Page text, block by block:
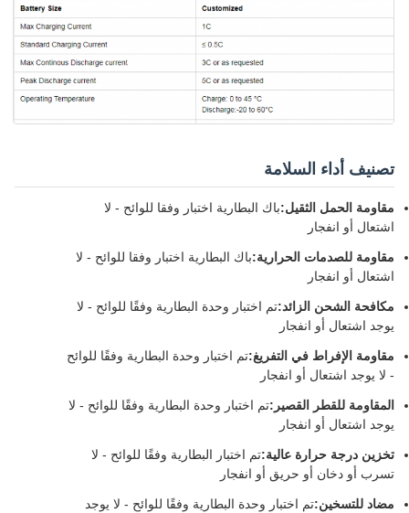
تصنيف أداء السلامة
مقاومة الحمل الثقيل:باك البطارية اختبار وفقا للوائح - لا
اشتعال أو انفجار
مقاومة للصدمات الحرارية:باك البطارية اختبار وفقا للوائح - لا
اشتعال أو انفجار
مكافحة الشحن الزائد:تم اختبار وحدة البطارية وفقًا للوائح - لا
يوجد اشتعال أو انفجار
مقاومة الإفراط في التفريغ:تم اختبار وحدة البطارية وفقًا للوائح
- لا يوجد اشتعال أو انفجار
المقاومة للقطر القصير:تم اختبار وحدة البطارية وفقًا للوائح - لا
يوجد اشتعال أو انفجار
تخزين درجة حرارة عالية:تم اختبار البطارية وفقًا للوائح - لا
تسرب أو دخان أو حريق أو انفجار
مضاد للتسخين:تم اختبار وحدة البطارية وفقًا للوائح - لا يوجد